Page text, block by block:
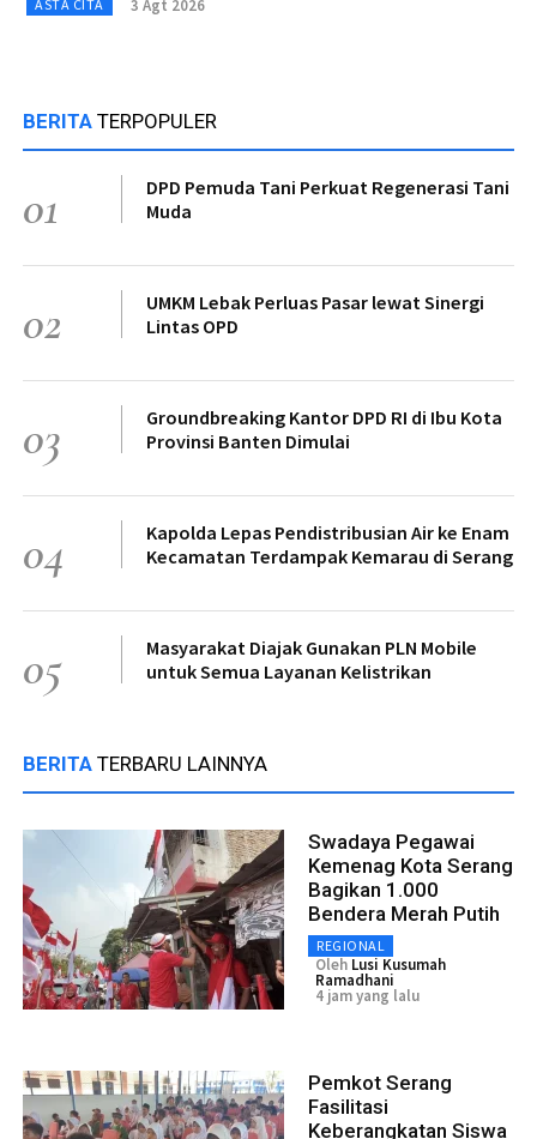
ASTA CITA 3 Agt 2026
BERITA TERPOPULER
01
DPD Pemuda Tani Perkuat Regenerasi Tani
Muda
02
UMKM Lebak Perluas Pasar lewat Sinergi
Lintas OPD
03
Groundbreaking Kantor DPD RI di Ibu Kota
Provinsi Banten Dimulai
04
Kapolda Lepas Pendistribusian Air ke Enam
Kecamatan Terdampak Kemarau di Serang
05
Masyarakat Diajak Gunakan PLN Mobile
untuk Semua Layanan Kelistrikan
BERITA TERBARU LAINNYA
Swadaya Pegawai
Kemenag Kota Serang
Bagikan 1.000
Bendera Merah Putih
REGIONAL
Oleh Lusi Kusumah
Ramadhani
4 jam yang lalu
Pemkot Serang
Fasilitasi
Keberangkatan Siswa